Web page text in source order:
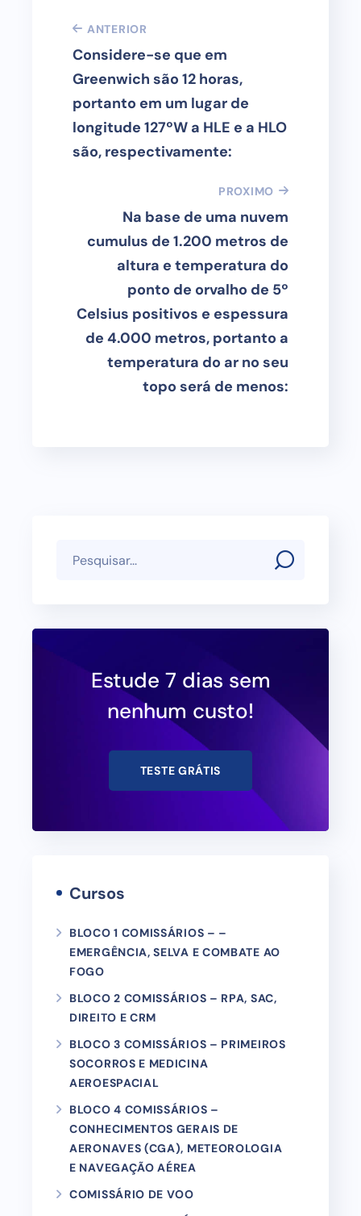
ANTERIOR
Considere-se que em
Greenwich são 12 horas,
portanto em um lugar de
longitude 127ºW a HLE e a HLO
são, respectivamente:
PROXIMO
Na base de uma nuvem
cumulus de 1.200 metros de
altura e temperatura do
ponto de orvalho de 5º
Celsius positivos e espessura
de 4.000 metros, portanto a
temperatura do ar no seu
topo será de menos:
Estude 7 dias sem
nenhum custo!
TESTE GRÁTIS
Cursos
BLOCO 1 COMISSÁRIOS – –
EMERGÊNCIA, SELVA E COMBATE AO
FOGO
BLOCO 2 COMISSÁRIOS – RPA, SAC,
DIREITO E CRM
BLOCO 3 COMISSÁRIOS – PRIMEIROS
SOCORROS E MEDICINA
AEROESPACIAL
BLOCO 4 COMISSÁRIOS –
CONHECIMENTOS GERAIS DE
AERONAVES (CGA), METEOROLOGIA
E NAVEGAÇÃO AÉREA
COMISSÁRIO DE VOO